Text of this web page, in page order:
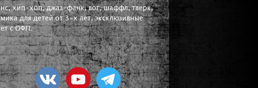
хип-хоп, джаз-фанк, вог, шаффл, тверк,
для детей от 3-х лет, эксклюзивные
с ОФП.